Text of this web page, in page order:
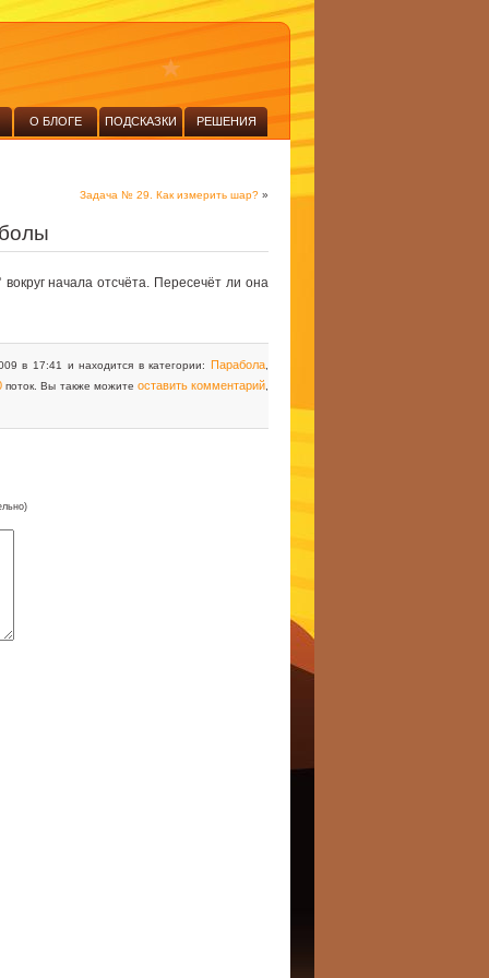
О БЛОГЕ ПОДСКАЗКИ РЕШЕНИЯ
Задача № 29. Как измерить шар? »
начала отсчёта. Пересечёт ли она
в 17:41 и находится в категории: Парабола
поток. Вы также можите оставить комментарий